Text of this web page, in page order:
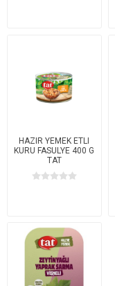
HAZIR YEMEK ETLI
KURU FASULYE 400 G
TAT